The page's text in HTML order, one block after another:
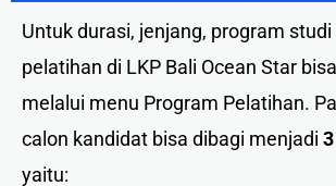
Untuk durasi, jenjang, program
pelatihan di LKP Bali Ocean Star
melalui menu Program Pelatihan.
calon kandidat bisa dibagi menjadi
yaitu: